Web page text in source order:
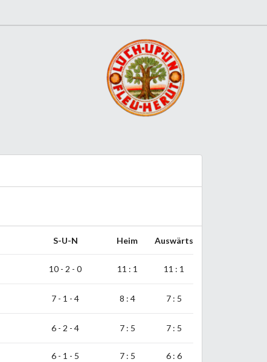
S-U-N Heim Auswärts
10 - 2 - 0 11 : 1 11 : 1
7 - 1 - 4 8 : 4 7 : 5
6 - 2 - 4 7 : 5 7 : 5
6 - 1 - 5 7 : 5 6 : 6